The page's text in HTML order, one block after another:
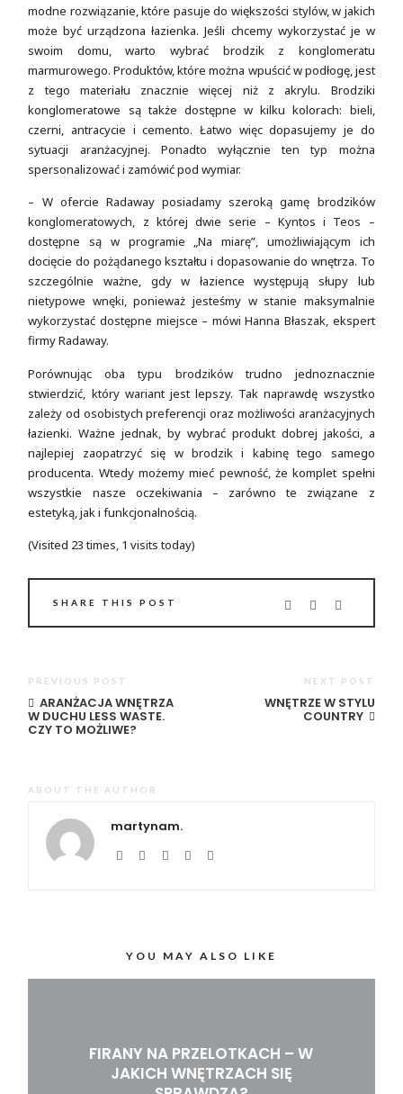
modne rozwiązanie, które pasuje do większości stylów, w jakich
może być urządzona łazienka. Jeśli chcemy wykorzystać je w
swoim domu, warto wybrać brodzik z konglomeratu
marmurowego. Produktów, które można wpuścić w podłogę, jest
z tego materiału znacznie więcej niż z akrylu. Brodziki
konglomeratowe są także dostępne w kilku kolorach: bieli,
czerni, antracycie i cemento. Łatwo więc dopasujemy je do
sytuacji aranżacyjnej. Ponadto wyłącznie ten typ można
spersonalizować i zamówić pod wymiar.
– W ofercie Radaway posiadamy szeroką gamę brodzików
konglomeratowych, z której dwie serie – Kyntos i Teos –
dostępne są w programie „Na miarę”, umożliwiającym ich
docięcie do pożądanego kształtu i dopasowanie do wnętrza. To
szczególnie ważne, gdy w łazience występują słupy lub
nietypowe wnęki, ponieważ jesteśmy w stanie maksymalnie
wykorzystać dostępne miejsce – mówi Hanna Błaszak, ekspert
firmy Radaway.
Porównując oba typu brodzików trudno jednoznacznie
stwierdzić, który wariant jest lepszy. Tak naprawdę wszystko
zależy od osobistych preferencji oraz możliwości aranżacyjnych
łazienki. Ważne jednak, by wybrać produkt dobrej jakości, a
najlepiej zaopatrzyć się w brodzik i kabinę tego samego
producenta. Wtedy możemy mieć pewność, że komplet spełni
wszystkie nasze oczekiwania – zarówno te związane z
estetyką, jak i funkcjonalnością.
(Visited 23 times, 1 visits today)
SHARE THIS POST
PREVIOUS POST
ARANŻACJA WNĘTRZA
W DUCHU LESS WASTE.
CZY TO MOŻLIWE?
NEXT POST
WNĘTRZE W STYLU
COUNTRY
ABOUT THE AUTHOR
martynam.
YOU MAY ALSO LIKE
FIRANY NA PRZELOTKACH – W
JAKICH WNĘTRZACH SIĘ